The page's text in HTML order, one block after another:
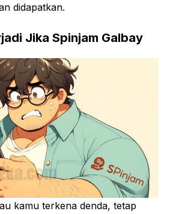
didapatkan.
Jika Spinjam Galbay
kamu terkena denda, tetap